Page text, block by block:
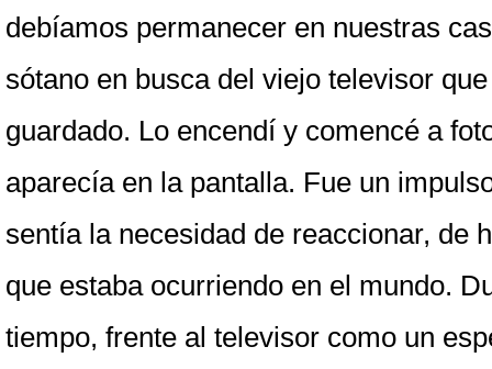
debíamos permanecer en nuestras
sótano en busca del viejo televisor
guardado. Lo encendí y comencé a
aparecía en la pantalla. Fue un
sentía la necesidad de reaccionar, de
que estaba ocurriendo en el mundo.
tiempo, frente al televisor como un